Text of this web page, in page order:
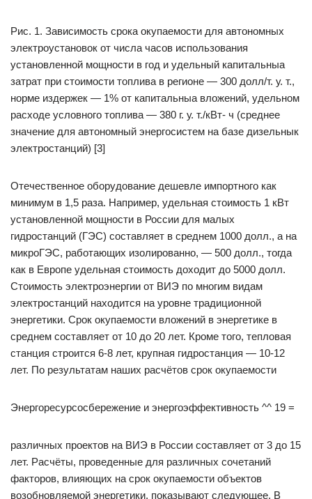
Рис. 1. Зависимость срока окупаемости для автономных
электроустановок от числа часов использования
установленной мощности в год и удельный капитальныа
затрат при стоимости топлива в регионе — 300 долл/т. у. т.,
норме издержек — 1% от капитальныа вложений, удельном
расходе условного топлива — 380 г. у. т./кВт- ч (среднее
значение для автономный энергосистем на базе дизельнык
электростанций) [3]
Отечественное оборудование дешевле импортного как
минимум в 1,5 раза. Например, удельная стоимость 1 кВт
установленной мощности в России для малых
гидростанций (ГЭС) составляет в среднем 1000 долл., а на
микроГЭС, работающих изолированно, — 500 долл., тогда
как в Европе удельная стоимость доходит до 5000 долл.
Стоимость электроэнергии от ВИЭ по многим видам
электростанций находится на уровне традиционной
энергетики. Срок окупаемости вложений в энергетике в
среднем составляет от 10 до 20 лет. Кроме того, тепловая
станция строится 6-8 лет, крупная гидростанция — 10-12
лет. По результатам наших расчётов срок окупаемости
Энергоресурсосбережение и энергоэффективность ^^ 19 =
различных проектов на ВИЭ в России составляет от 3 до 15
лет. Расчёты, проведенные для различных сочетаний
факторов, влияющих на срок окупаемости объектов
возобновляемой энергетики, показывают следующее. В